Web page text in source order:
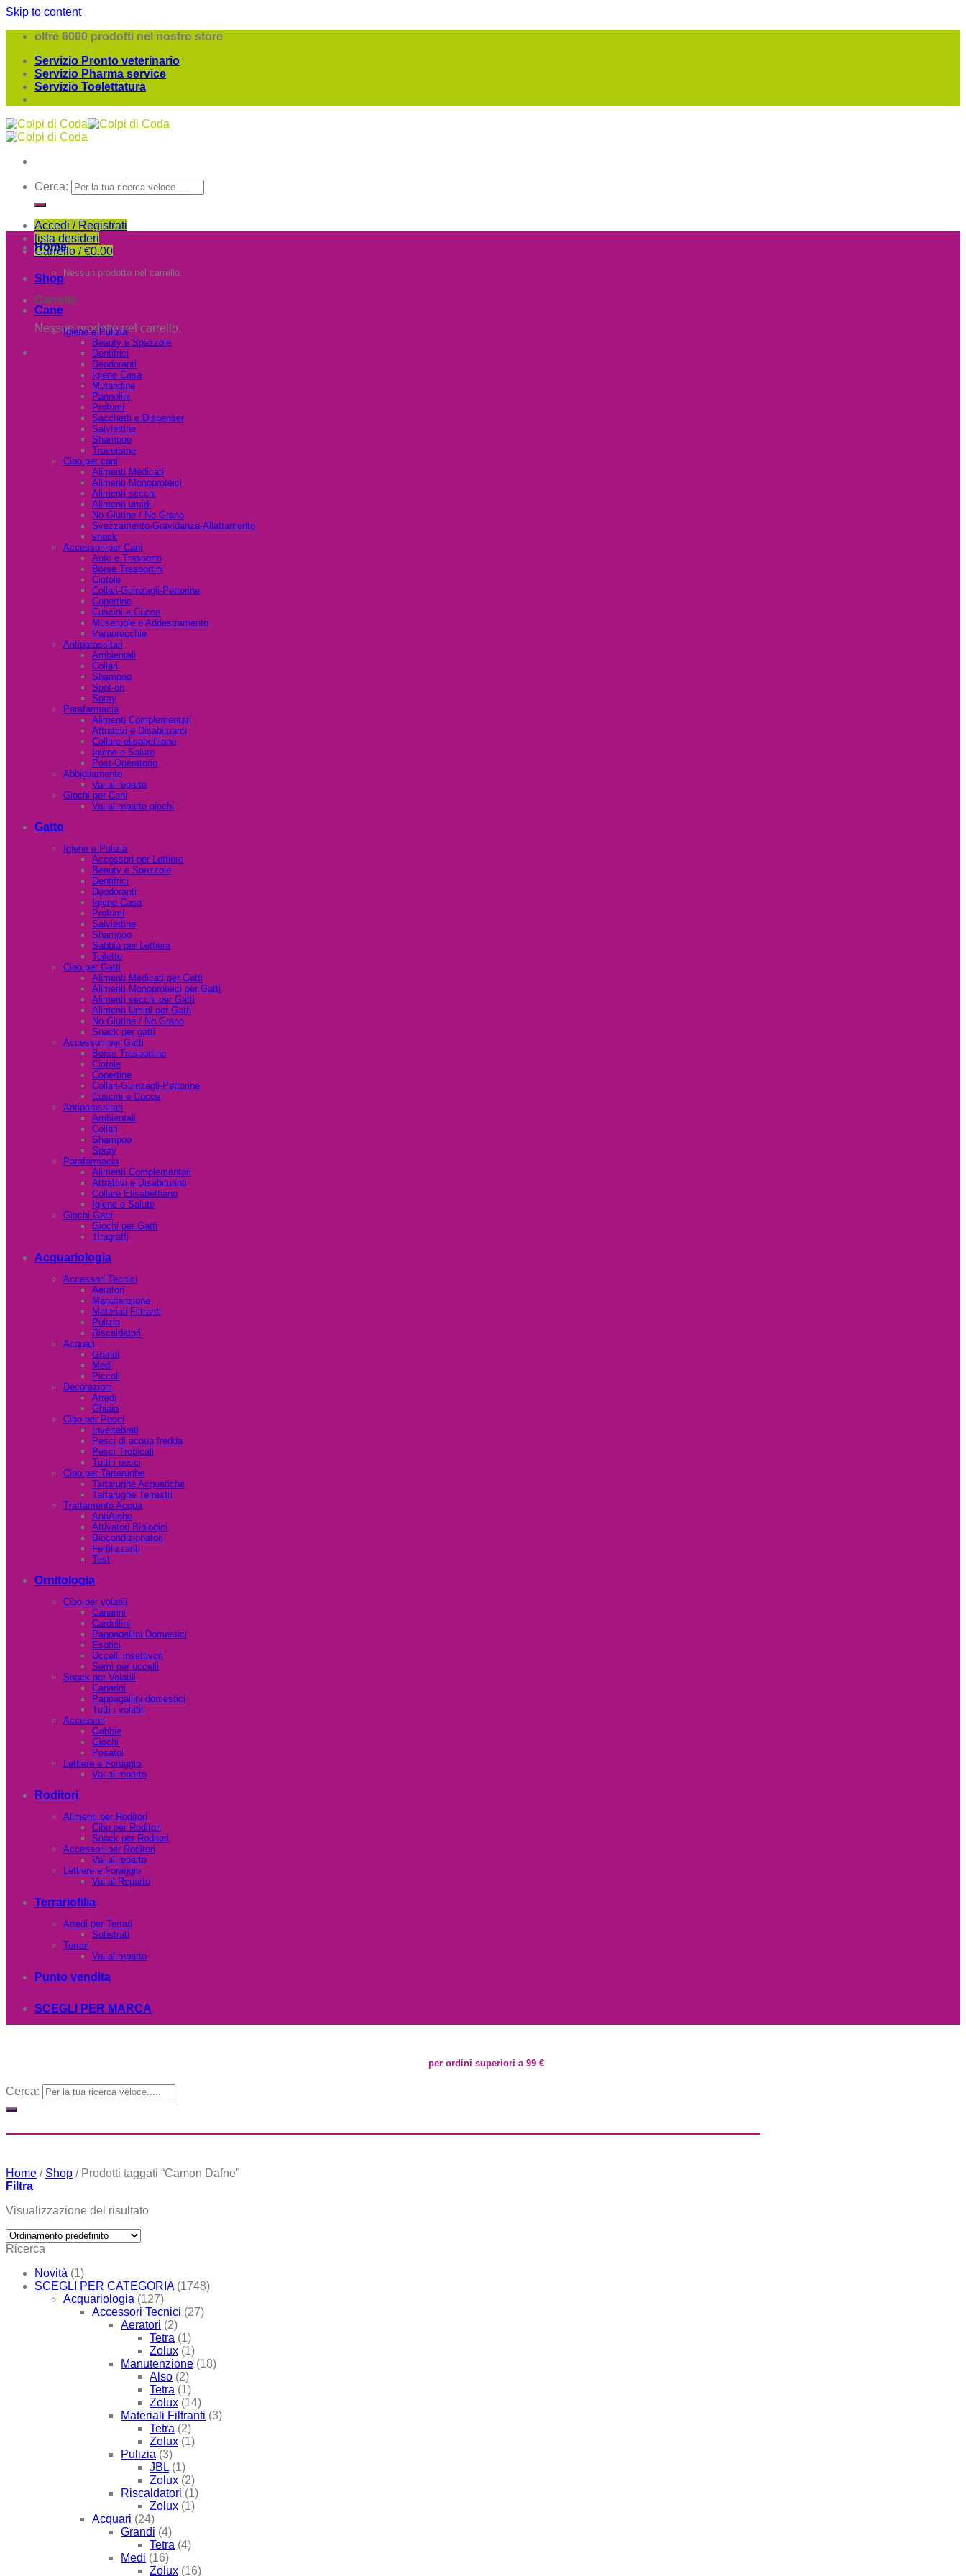
Skip to content
oltre 6000 prodotti nel nostro store
Servizio Pronto veterinario
Servizio Pharma service
Servizio Toelettatura
Cerca:
Accedi / Registrati
lista desideri
Carrello /€0.00
Nessun prodotto nel carrello.
Carrello
Nessun prodotto nel carrello.
Home
Shop
Cane
Igiene e Pulizia
Beauty e Spazzole
Dentifrici
Deodoranti
Igiene Casa
Mutandine
Pannolini
Profumi
Sacchetti e Dispenser
Salviettine
Shampoo
Traversine
Cibo per cani
Alimenti Medicati
Alimenti Monoproteici
Alimenti secchi
Alimenti umidi
No Glutine / No Grano
Svezzamento-Gravidanza-Allattamento
snack
Accessori per Cani
Auto e Trasporto
Borse Trasportini
Ciotole
Collari-Guinzagli-Pettorine
Copertine
Cuscini e Cucce
Museruole e Addestramento
Paraorecchie
Antiparassitari
Ambientali
Collari
Shampoo
Spot-on
Spray
Parafarmacia
Alimenti Complementari
Attrattivi e Disabituanti
Collare elisabettiano
Igiene e Salute
Post-Operatorio
Abbigliamento
Vai al reparto
Giochi per Cani
Vai al reparto giochi
Gatto
Igiene e Pulizia
Accessori per Lettiere
Beauty e Spazzole
Dentifrici
Deodoranti
Igiene Casa
Profumi
Salviettine
Shampoo
Sabbia per Lettiera
Toilette
Cibo per Gatti
Alimenti Medicati per Gatti
Alimenti Monoproteici per Gatti
Alimenti secchi per Gatti
Alimenti Umidi per Gatti
No Glutine / No Grano
Snack per gatti
Accessori per Gatti
Borse Trasportino
Ciotole
Copertine
Collari-Guinzagli-Pettorine
Cuscini e Cucce
Antiparassitari
Ambientali
Collari
Shampoo
Spray
Parafarmacia
Alimenti Complementari
Attrattivi e Disabituanti
Collare Elisabettiano
Igiene e Salute
Giochi Gatti
Giochi per Gatti
Tiragraffi
Acquariologia
Accessori Tecnici
Aeratori
Manutenzione
Materiali Filtranti
Pulizia
Riscaldatori
Acquari
Grandi
Medi
Piccoli
Decorazioni
Arredi
Ghiaia
Cibo per Pesci
Invertebrati
Pesci di acqua fredda
Pesci Tropicali
Tutti i pesci
Cibo per Tartarughe
Tartarughe Acquatiche
Tartarughe Terrestri
Trattamento Acqua
AntiAlghe
Attivatori Biologici
Biocondizionatori
Fertilizzanti
Test
Ornitologia
Cibo per volatili
Canarini
Cardellini
Pappagallini Domestici
Esotici
Uccelli insettivori
Semi per uccelli
Snack per Volatili
Canarini
Pappagallini domestici
Tutti i volatili
Accessori
Gabbie
Giochi
Posatoi
Lettiere e Foraggio
Vai al reparto
Roditori
Alimenti per Roditori
Cibo per Roditori
Snack per Roditori
Accessori per Roditori
Vai al reparto
Lettiere e Foraggio
Vai al Reparto
Terrariofilia
Arredi per Terrari
Substrati
Terrari
Vai al reparto
Punto vendita
SCEGLI PER MARCA
per ordini superiori a 99 €
Cerca:
Home / Shop /Prodotti taggati “Camon Dafne”
Filtra
Visualizzazione del risultato
Ricerca
Novità (1)
SCEGLI PER CATEGORIA (1748)
Acquariologia (127)
Accessori Tecnici (27)
Aeratori (2)
Tetra (1)
Zolux (1)
Manutenzione (18)
Also (2)
Tetra (1)
Zolux (14)
Materiali Filtranti (3)
Tetra (2)
Zolux (1)
Pulizia (3)
JBL (1)
Zolux (2)
Riscaldatori (1)
Zolux (1)
Acquari (24)
Grandi (4)
Tetra (4)
Medi (16)
Zolux (16)